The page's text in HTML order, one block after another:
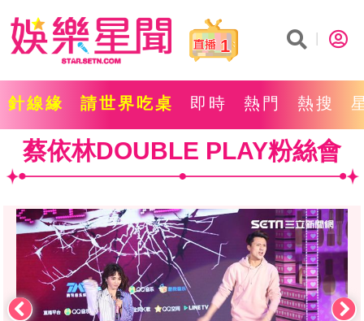
1
針線緣 請世界吃桌 即時 熱門 熱搜
蔡依林DOUBLE PLAY粉絲會